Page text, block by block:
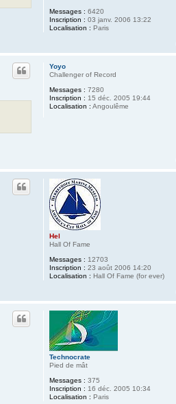
Messages : 6420
Inscription : 03 janv. 2006 13:22
Localisation : Paris
Yoyo
Challenger of Record
Messages : 7280
Inscription : 15 déc. 2005 19:44
Localisation : Angoulême
Hel
Hall Of Fame
Messages : 12703
Inscription : 23 août 2006 14:20
Localisation : Hall Of Fame (for ever)
Technocrate
Pied de mât
Messages : 375
Inscription : 16 déc. 2005 10:34
Localisation : Paris